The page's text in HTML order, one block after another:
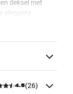
deksel met
elegante
4.5(26)